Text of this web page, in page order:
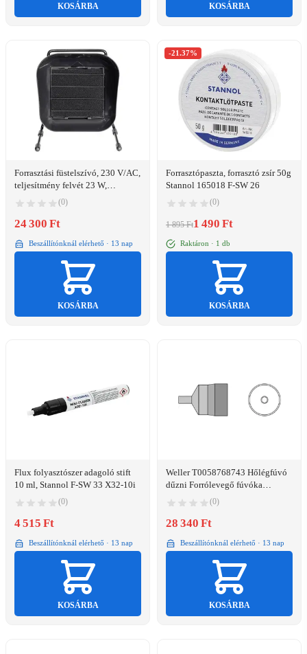
KOSÁRBA KOSÁRBA
Forrasztási füstelszívó, 230 V/AC,
teljesítmény felvét 23 W,
légátengedés 60 m3/h, Toolcraft
ZD-153
(0)
24 300 Ft
Beszállítónknál elérhető · 13 nap
KOSÁRBA
-21.37%
Forrasztópaszta, forrasztó zsír 50g
Stannol 165018 F-SW 26
(0)
1 895 Ft1 490 Ft
Raktáron · 1 db
KOSÁRBA
Flux folyasztószer adagoló stift
10 ml, Stannol F-SW 33 X32-10i
(0)
4 515 Ft
Beszállítónknál elérhető · 13 nap
KOSÁRBA
Weller T0058768743 Hőlégfúvó
dűzni Forrólevegő fúvóka
Tartalom, tartalmi egységek
rendelésenként 1 db
(0)
28 340 Ft
Beszállítónknál elérhető · 13 nap
KOSÁRBA